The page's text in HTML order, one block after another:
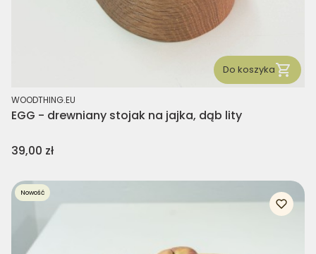
Do koszyka
PRODUCENT
WOODTHING.EU
EGG - drewniany stojak na jajka, dąb lity
Cena
39,00 zł
Nowość